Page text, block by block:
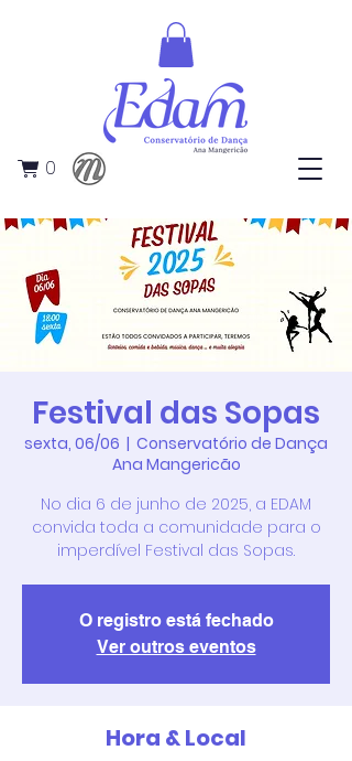
0
Festival das Sopas
sexta, 06/06
  |
Conservatório de Dança
Ana Mangericão
No dia 6 de junho de 2025, a EDAM
convida toda a comunidade para o
imperdível Festival das Sopas.
O registro está fechado
Ver outros eventos
Hora & Local